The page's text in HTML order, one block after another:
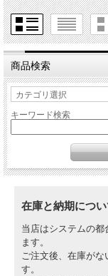
商品検索
キーワード検索
在庫と納期につい
当店はシステムの
ます。
ご注文後、在庫がな
す。